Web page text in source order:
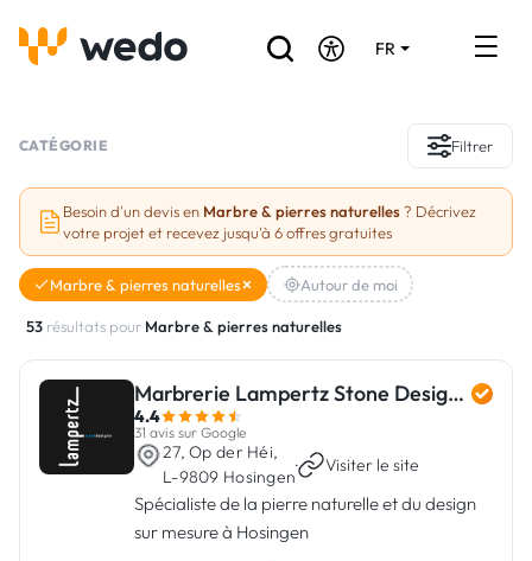
FR
Réalisations
Aides et subventions
Vous êtes un Artisan ?
CATÉGORIE Filtrer
Besoin d'un devis en Marbre & pierres naturelles ? Décrivez
votre projet et recevez jusqu'à 6 offres gratuites
Marbre & pierres naturelles Autour de moi
53 résultats pour Marbre & pierres naturelles
Marbrerie Lampertz Stone Designer Hosingen
4.4
31 avis sur Google
27, Op der Héi,
L-9809 Hosingen
· Visiter le site
Spécialiste de la pierre naturelle et du design
sur mesure à Hosingen